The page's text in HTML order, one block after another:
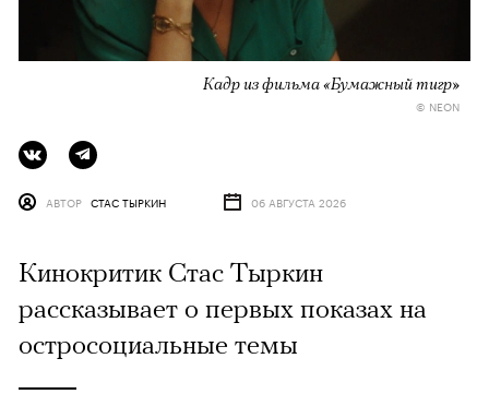
Кадр из фильма «Бумажный тигр»
© NEON
АВТОР СТАС ТЫРКИН 06 АВГУСТА 2026
Кинокритик Стас Тыркин
рассказывает о первых показах на
остросоциальные темы